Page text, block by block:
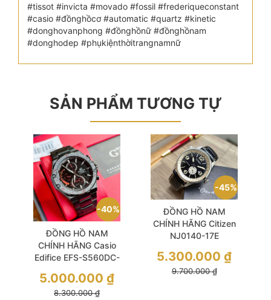
#tissot #invicta #movado #fossil #frederiqueconstant
#casio #đồnghồcơ #automatic #quartz #kinetic
#donghovanphong #đồnghồnữ #đồnghồnam
#donghodep #phụkiệnthờitrangnamnữ
SẢN PHẨM TƯƠNG TỰ
40%
ĐỒNG HỒ NAM
CHÍNH HÃNG Casio
Edifice EFS-S560DC-
Black Dial & Stainless
Steel For Men
8.300.000₫
5.000.000 ₫
45%
ĐỒNG HỒ NAM
CHÍNH HÃNG Citizen
NJ0140-17E
Second Mechanical
Black Dial & Leather
9.700.000₫
5.300.000 ₫